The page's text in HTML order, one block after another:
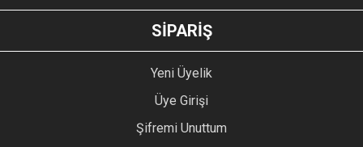
GÖNDER
SİPARİŞ
Yeni Üyelik
Üye Girişi
Şifremi Unuttum